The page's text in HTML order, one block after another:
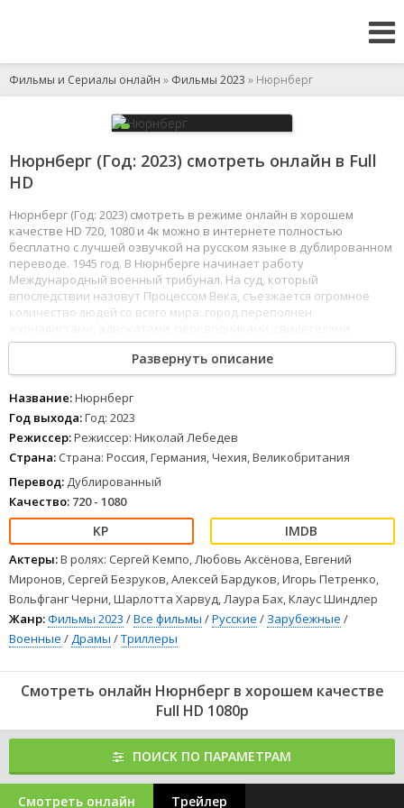
Фильмы и Сериалы онлайн » Фильмы 2023 » Нюрнберг
Нюрнберг (Год: 2023) смотреть онлайн в Full
HD
Нюрнберг (Год: 2023) смотреть в режиме онлайн в хорошем
качестве HD 720, 1080 и 4к можно в интернете полностью
бесплатно с лучшей озвучкой на русском языке в дублированном
переводе. 1945 год. В Нюрнберге начинает работу
Международный военный трибунал. На суд, который
впоследствии назовут Процессом Века, съезжается огромное
количество людей со всего мира: город переполнен
и множеством участников и сотрудников процесса.
Среди тех, кто приезжает в Нюрнберг работать
на Процессе - Игорь Волгин. Он молод, но прошел войну, имеет
награды, владеет несколькими иностранными языками. Волгину
предстоит быть переводчиком в составе советской делегации
под руководством полковника Мигачева. Однажды на улице
Нюрнберга Волгин встречает юную русскую девушку Лену.
Их зарождающееся чувство пройдет через множество
испытаний, но любовь - это единственное, что во все времена
спасало мир от расчеловечивания.
12345 678
Развернуть описание
Название:Нюрнберг
Год выхода:Год: 2023
Режиссер:Режиссер: Николай Лебедев
Страна: Страна: Россия, Германия, Чехия, Великобритания
Перевод: Дублированный
Качество: 720 - 1080
Актеры:В ролях: Сергей Кемпо, Любовь Аксёнова, Евгений
Миронов, Сергей Безруков, Алексей Бардуков, Игорь Петренко,
Вольфганг Черни, Шарлотта Харвуд, Лаура Бах, Клаус Шиндлер
Жанр:Фильмы 2023 /Все фильмы /Русские / Зарубежные /
Военные /Драмы /Триллеры
Смотреть онлайн Нюрнберг в хорошем качестве
Full HD 1080p
ПОИСК ПО ПАРАМЕТРАМ
Смотреть онлайн Трейлер